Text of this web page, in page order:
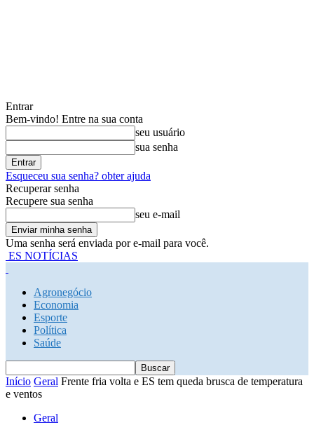
Entrar
Bem-vindo! Entre na sua conta
seu usuário
sua senha
Esqueceu sua senha? obter ajuda
Recuperar senha
Recupere sua senha
seu e-mail
Uma senha será enviada por e-mail para você.
ES NOTÍCIAS
Agronegócio
Economia
Esporte
Política
Saúde
Início Geral Frente fria volta e ES tem queda brusca de temperatura
e ventos
Geral